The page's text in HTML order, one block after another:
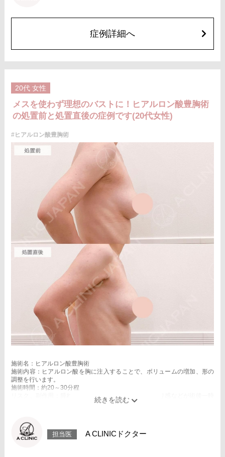
症例詳細へ
20代 女性
メスを使わず理想のバストに！ヒアルロン酸豊胸術
の処置前と処置直後の症例です(20代女性)
#ヒアルロン酸豊胸術
施術名：ヒアルロン酸豊胸術
施術内容：ヒアルロン酸を胸に注入することで、ボリュームの増加、形の
調整を行います。
施術時間：約20～30分程
リスク、副作用：腫れ、赤み、内出血、痛み、突っ張り感などが術後一時
的に生じることがございます。また、稀にアレルギー、細菌感染症、血管
費用：スタンダード 1cc 3,900円(税込)
アドバンス 1cc 5,500円(税込)
担当医 A CLINICドクター